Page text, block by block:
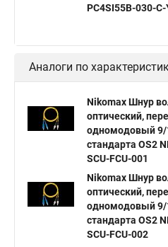
PC4SI55B-030-C-
Аналоги по
Nikomax Шнур
оптический,
одномодовый
стандарта OS2
SCU-FCU-001
Nikomax Шнур
оптический,
одномодовый
стандарта OS2
SCU-FCU-002